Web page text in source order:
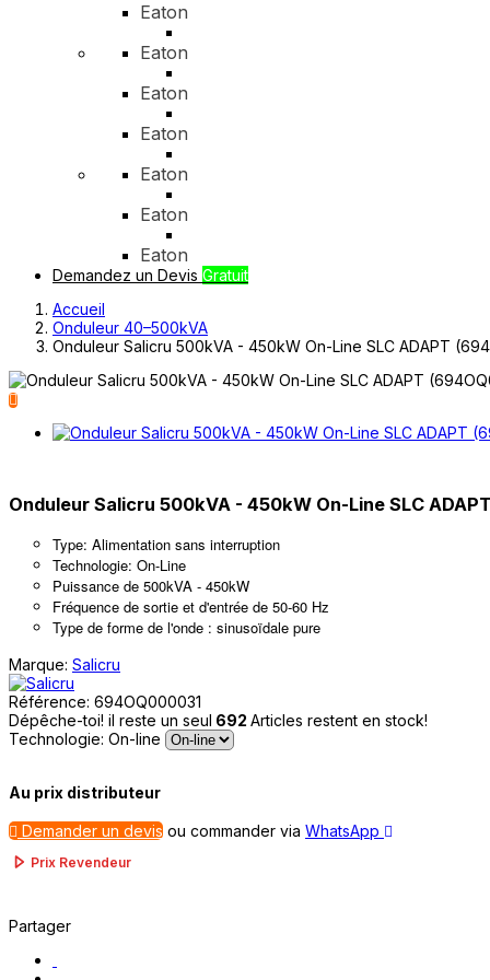
Eaton
Eaton
Eaton
Eaton
Eaton
Eaton
Eaton
Demandez un Devis Gratuit
Accueil
Onduleur 40–500kVA
Onduleur Salicru 500kVA - 450kW On-Line SLC ADAPT
Onduleur Salicru 500kVA - 450kW On-Line SLC
Type: Alimentation sans interruption
Technologie: On-Line
Puissance de 500kVA - 450kW
Fréquence de sortie et d'entrée de 50-60 Hz
Type de forme de l'onde : sinusoïdale pure
Marque: Salicru
Référence: 694OQ000031
Dépêche-toi! il reste un seul 692 Articles restent en stock!
Technologie: On-line
Au prix distributeur
Demander un devis ou commander via WhatsApp
Prix Revendeur
Partager